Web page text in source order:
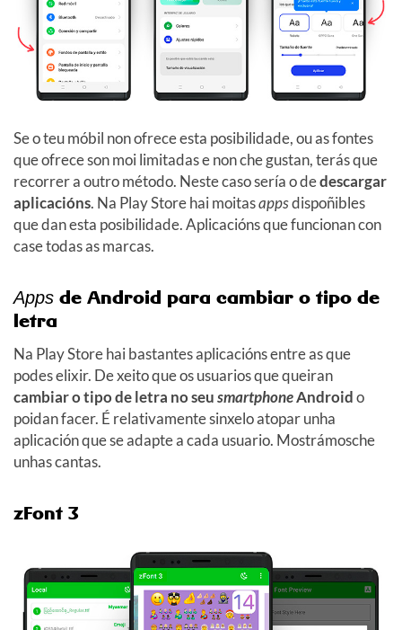
Se o teu móbil non ofrece esta posibilidade, ou as fontes
que ofrece son moi limitadas e non che gustan, terás que
recorrer a outro método. Neste caso sería o dedescargar
aplicacións. Na Play Store hai moitasappsdispoñibles
que dan esta posibilidade. Aplicacións que funcionan con
case todas as marcas.
Apps de Android para cambiar o tipo de
letra
Na Play Store hai bastantes aplicacións entre as que
podes elixir. De xeito que os usuarios que queiran
cambiar o tipo de letra no seusmartphoneAndroido
poidan facer. É relativamente sinxelo atopar unha
aplicación que se adapte a cada usuario. Mostrámosche
unhas cantas.
zFont 3